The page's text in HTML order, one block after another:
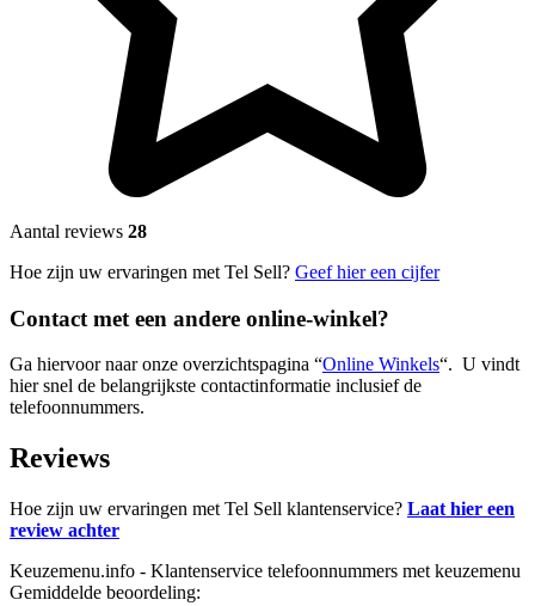
Aantal reviews 28
Hoe zijn uw ervaringen met Tel Sell? Geef hier een cijfer
Contact met een andere online-winkel?
Ga hiervoor naar onze overzichtspagina “Online Winkels“. U vindt
hier snel de belangrijkste contactinformatie inclusief de
telefoonnummers.
Reviews
Hoe zijn uw ervaringen met Tel Sell klantenservice? Laat hier een
review achter
Keuzemenu.info - Klantenservice telefoonnummers met keuzemenu
Gemiddelde beoordeling: